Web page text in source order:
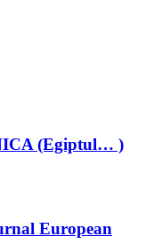
(Egiptul… )
European